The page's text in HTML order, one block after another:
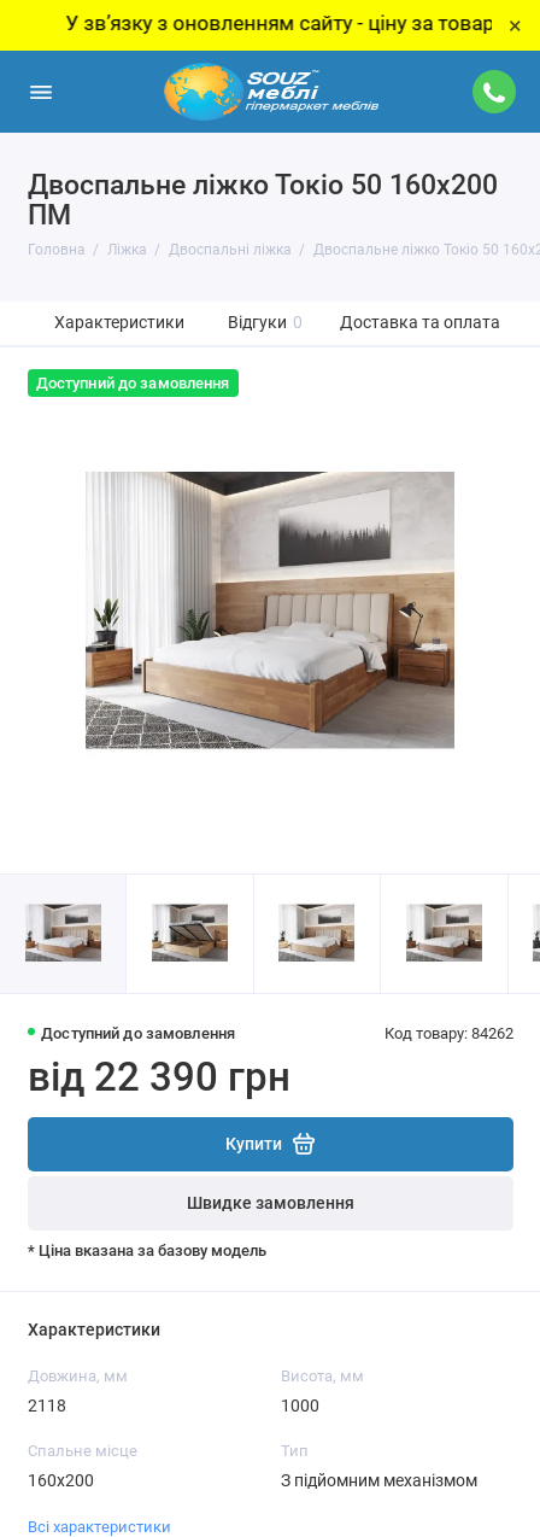
звʼязку з оновленням сайту - ціну за товар ×
Двоспальне ліжко Токіо 50 160х200
ПМ
Головна Ліжка Двоспальні ліжка Двоспальне ліжко Токіо 50
Характеристики Відгуки 0 Доставка та оплата
Доступний до замовлення
Доступний до замовлення Код товару: 84262
від 22 390 грн
Купити
Швидке замовлення
* Ціна вказана за базову модель
Характеристики
Довжина, мм
2118
Висота, мм
1000
Спальне місце
160х200
Тип
З підйомним механізмом
Всі характеристики